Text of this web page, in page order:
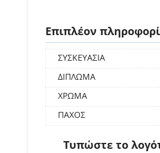
Επιπλέον
ΣΥΣΚΕΥΑΣΙΑ
ΔΙΠΛΩΜΑ
ΧΡΩΜΑ
ΠΑΧΟΣ
Τυπώστε το